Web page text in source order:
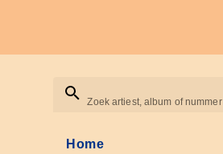
Zoek artiest, album of nummer
Home